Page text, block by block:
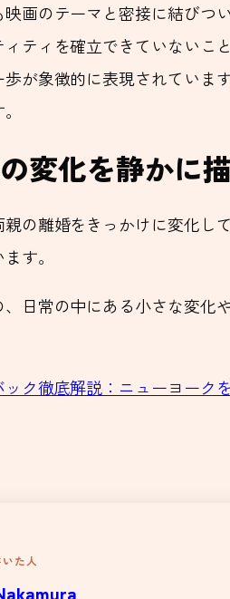
画のテーマと密接に結びつ
ティを確立できていないこ
歩が象徴的に表現されてい
変化を静かに
親の離婚をきっかけに変化
す。
日常の中にある小さな変化
ック徹底解説：ニューヨー
た人